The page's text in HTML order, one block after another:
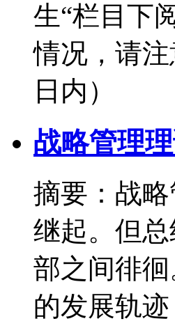
生“栏目下
情况，请
日内）
战略管理
摘要：战
继起。但
部之间徘
的发展轨